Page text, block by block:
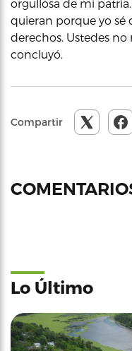
orgullosa de mi
quieran porque yo sé
derechos. Ustedes
concluyó.
Compartir
Lo Último